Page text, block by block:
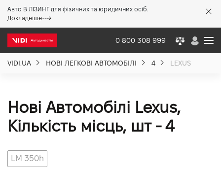
Авто В ЛІЗИНГ для фізичних та юридичних осіб.
Докладніше
0 800 308 999
VIDI.UA НОВІ ЛЕГКОВІ АВТОМОБІЛІ 4 LEXUS
Нові Автомобілі Lexus,
Кiлькiсть мiсць, шт - 4
LM 350h
Акції %
Новини
Політика якості